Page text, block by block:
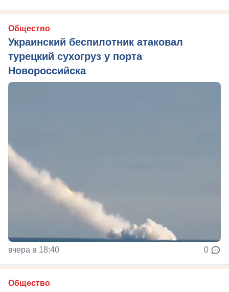
Общество
Украинский беспилотник атаковал
турецкий сухогруз у порта
Новороссийска
вчера в 18:40 0
Общество